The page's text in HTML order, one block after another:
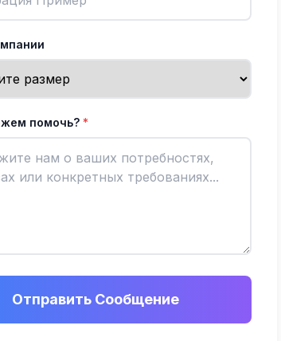
помочь? *
Отправить Сообщение